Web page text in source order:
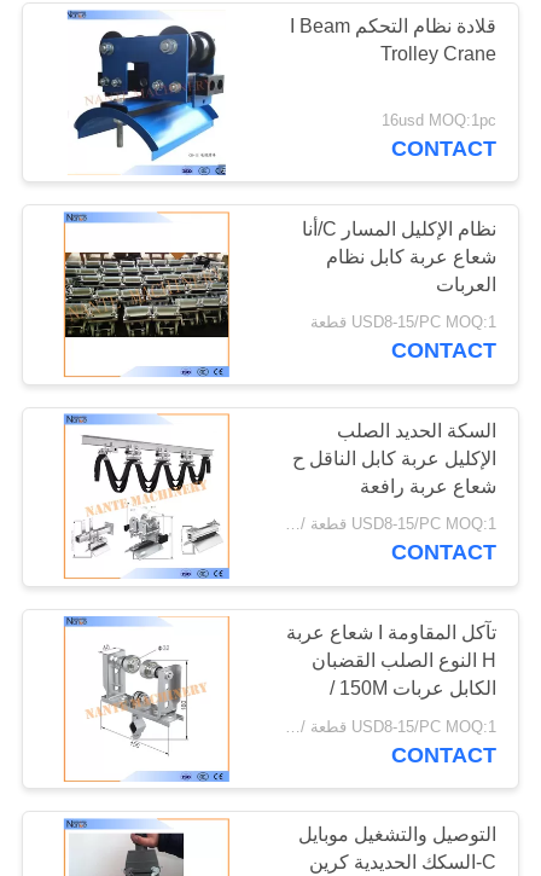
خريطة
PRIVACY
POLICY
قلادة نظام التحكم I Beam
Trolley Crane
16usd MOQ:1pc
CONTACT
نظام الإكليل المسار C/أنا
شعاع عربة كابل نظام
العربات
USD8-15/PC MOQ:1 قطعة
CONTACT
السكة الحديد الصلب
الإكليل عربة كابل الناقل ح
شعاع عربة رافعة
W35MCL-120
USD8-15/PC MOQ:1 قطعة / قطعة
CONTACT
تآكل المقاومة I شعاع عربة
H النوع الصلب القضبان
الكابل عربات 150M /
دقيقة
USD8-15/PC MOQ:1 قطعة / قطعة
CONTACT
التوصيل والتشغيل موبايل
C-السكك الحديدية كرين